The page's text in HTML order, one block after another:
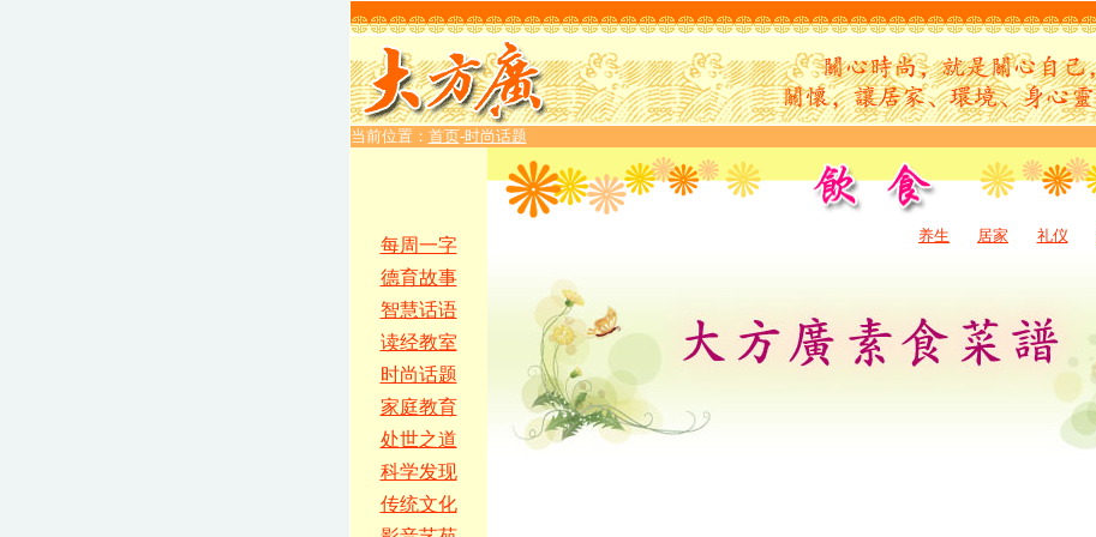
当前位置： 首页-时尚话题
每周一字
德育故事
智慧话语
读经教室
时尚话题
家庭教育
处世之道
科学发现
传统文化
养生 居家 礼仪